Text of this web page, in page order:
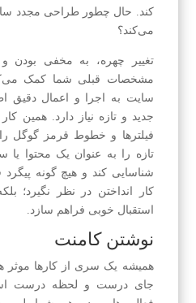
کند. حال چطور طراحی مجدد
می‌کند؟
تغییر چهره، به مخفی بودن
مشخصات قبلی شما کمک
سایت به اجرا و اعمال دقیق
جدید و تازه نیاز دارد. همین
فیلتر‌ها و خطوط قرمز گوگل
تازه را به عنوان یک محتوا یا
شناسایی کند و هیچ گونه پیگرد
کار انداختن در نظر نگیرد؛
استقبال خوبی فراهم سازد.
نوشتن کامنت
همیشه یک سری از کارها موثر
جای درست و لحظه‌ درست